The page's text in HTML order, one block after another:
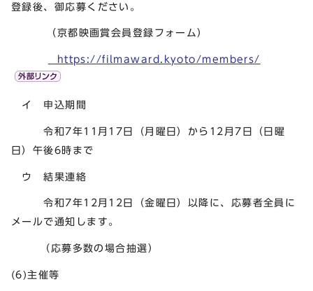
登録後、御応募ください。
（京都映画賞会員登録フォーム）
https://filmaward.kyoto/members/
イ 申込期間
令和7年11月17日（月曜日）から12月7日（日曜
日）午後6時まで
ウ 結果連絡
令和7年12月12日（金曜日）以降に、応募者全員に
メールで通知します。
（応募多数の場合抽選）
(6)主催等